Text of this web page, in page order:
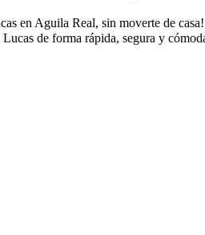
en Aguila Real, sin moverte de
de forma rápida, segura y